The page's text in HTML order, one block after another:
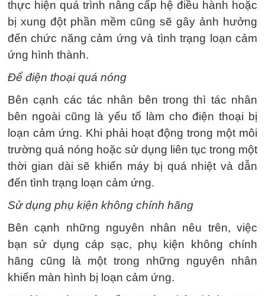
thực hiện quá trình nâng cấp hệ điều hành hoặc
bị xung đột phần mềm cũng sẽ gây ảnh hưởng
đến chức năng cảm ứng và tình trạng loạn cảm
ứng hình thành.
Để điện thoại quá nóng
Bên cạnh các tác nhân bên trong thì tác nhân
bên ngoài cũng là yếu tố làm cho điện thoại bị
loạn cảm ứng. Khi phải hoạt động trong một môi
trường quá nóng hoặc sử dụng liên tục trong một
thời gian dài sẽ khiến máy bị quá nhiệt và dẫn
đến tình trạng loạn cảm ứng.
Sử dụng phụ kiện không chính hãng
Bên cạnh những nguyên nhân nêu trên, việc
bạn sử dụng cáp sạc, phụ kiện không chính
hãng cũng là một trong những nguyên nhân
khiến màn hình bị loạn cảm ứng.